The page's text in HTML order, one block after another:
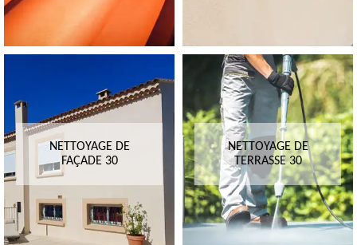
NETTOYAGE DE
FAÇADE 30
NETTOYAGE DE
TERRASSE 30